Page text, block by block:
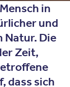
in
und
Natur. Die
Zeit,
dass sich